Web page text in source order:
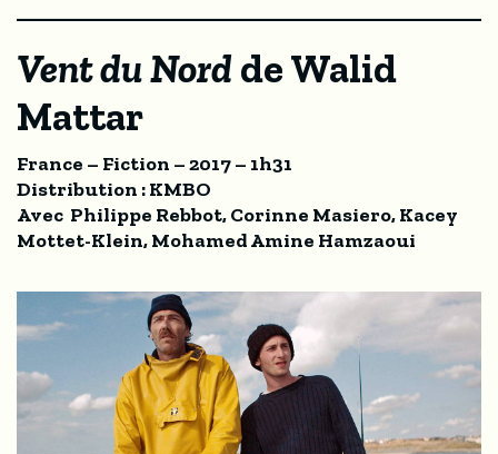
Vent du Nordde Walid
Mattar
France – Fiction – 2017 – 1h31
Distribution : KMBO
Avec Philippe Rebbot, Corinne Masiero, Kacey
Mottet-Klein, Mohamed Amine Hamzaoui